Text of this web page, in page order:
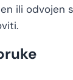
ili odvojen